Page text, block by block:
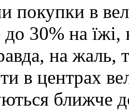
покупки в
30% на
на жаль,
в центрах
ближче